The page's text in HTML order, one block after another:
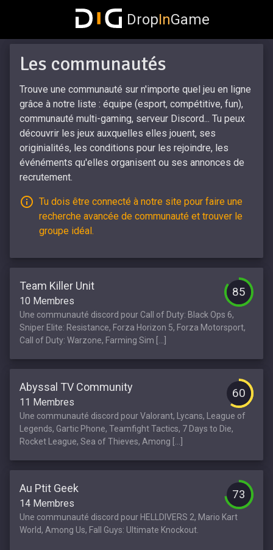
DropInGame
Les communautés
Trouve une communauté sur n'importe quel jeu en ligne
grâce à notre liste : équipe (esport, compétitive, fun),
communauté multi-gaming, serveur Discord... Tu peux
découvrir les jeux auxquelles elles jouent, ses
originialités, les conditions pour les rejoindre, les
événéments qu'elles organisent ou ses annonces de
recrutement.
Tu dois être connecté à notre site pour faire une
recherche avancée de communauté et trouver le
groupe idéal.
85
Team Killer Unit
10 Membres
Une communauté discord pour Call of Duty: Black Ops 6,
Sniper Elite: Resistance, Forza Horizon 5, Forza Motorsport,
Call of Duty: Warzone, Farming Sim [...]
60
Abyssal TV Community
11 Membres
Une communauté discord pour Valorant, Lycans, League of
Legends, Gartic Phone, Teamfight Tactics, 7 Days to Die,
Rocket League, Sea of Thieves, Among [...]
73
Au Ptit Geek
14 Membres
Une communauté discord pour HELLDIVERS 2, Mario Kart
World, Among Us, Fall Guys: Ultimate Knockout.